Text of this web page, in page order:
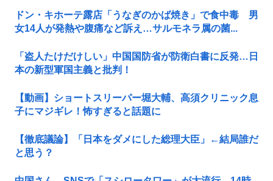
ドン・キホーテ露店「うなぎのかば焼き」で食中毒 男
女14人が発熱や腹痛など訴え…サルモネラ属の菌...
「盗人たけだけしい」中国国防省が防衛白書に反発…日
本の新型軍国主義と批判！
【動画】ショートスリーパー堀大輔、高須クリニック息
子にマジギレ！怖すぎると話題に
【徹底議論】「日本をダメにした総理大臣」←結局誰だ
と思う？